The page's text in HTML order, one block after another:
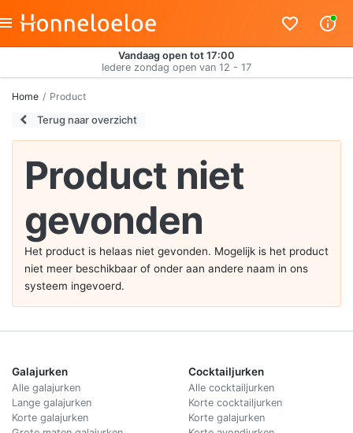
Vandaag open tot 17:00
Iedere zondag open van 12 - 17
Home Product
Terug naar overzicht
Product niet
gevonden
Het product is helaas niet gevonden. Mogelijk is het product
niet meer beschikbaar of onder aan andere naam in ons
systeem ingevoerd.
Galajurken
Alle galajurken
Lange galajurken
Korte galajurken
Cocktailjurken
Alle cocktailjurken
Korte cocktailjurken
Korte galajurken